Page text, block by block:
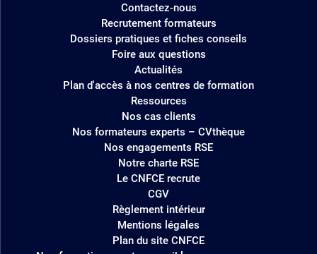
Contactez-nous
Recrutement formateurs
Dossiers pratiques et fiches conseils
Foire aux questions
Actualités
Plan d'accès à nos centres de formation
Ressources
Nos cas clients
Nos formateurs experts – CVthèque
Nos engagements RSE
Notre charte RSE
Le CNFCE recrute
CGV
Règlement intérieur
Mentions légales
Plan du site CNFCE